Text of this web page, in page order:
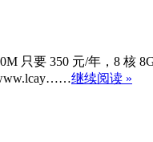
只要 350 元/年，8 核
继续阅读 »